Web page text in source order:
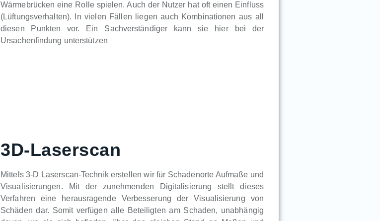
Wärmebrücken eine Rolle spielen. Auch der Nutzer hat oft einen Einfluss
(Lüftungsverhalten). In vielen Fällen liegen auch Kombinationen aus all
diesen Punkten vor. Ein Sachverständiger kann sie hier bei der
Ursachenfindung unterstützen
3D-Laserscan
Mittels 3-D Laserscan-Technik erstellen wir für Schadenorte Aufmaße und
Visualisierungen. Mit der zunehmenden Digitalisierung stellt dieses
Verfahren eine herausragende Verbesserung der Visualisierung von
Schäden dar. Somit verfügen alle Beteiligten am Schaden, unabhängig